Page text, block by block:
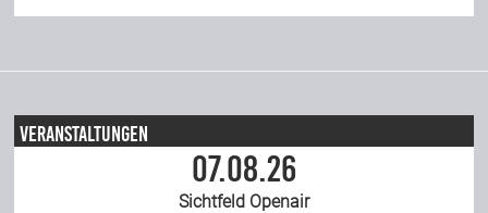
Kalender
Playlisten
Veranstaltungen
07.08.26
Sichtfeld Openair